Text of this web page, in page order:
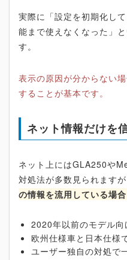
実際に「設定を初期化し
能まで使えなくなった」
す。
表示の原因が分からない
することが基本です。
ネット情報だけを
ネット上にはGLA250や
対処法が多数見られます
の情報を流用している場
2020年以前のモデル向
欧州仕様車と日本仕様
ユーザー独自の対処で